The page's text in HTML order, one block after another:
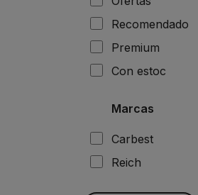
Recomendado
Premium
Con estoc
Marcas
Carbest
Reich